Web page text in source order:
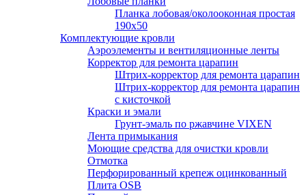
Планка лобовая/околооконная простая
190х50
Комплектующие кровли
Аэроэлементы и вентиляционные ленты
Корректор для ремонта царапин
Штрих-корректор для ремонта царапин
Штрих-корректор для ремонта царапин
с кисточкой
Краски и эмали
Грунт-эмаль по ржавчине VIXEN
Лента примыкания
Моющие средства для очистки кровли
Отмотка
Перфорированный крепеж оцинкованный
Плита OSB